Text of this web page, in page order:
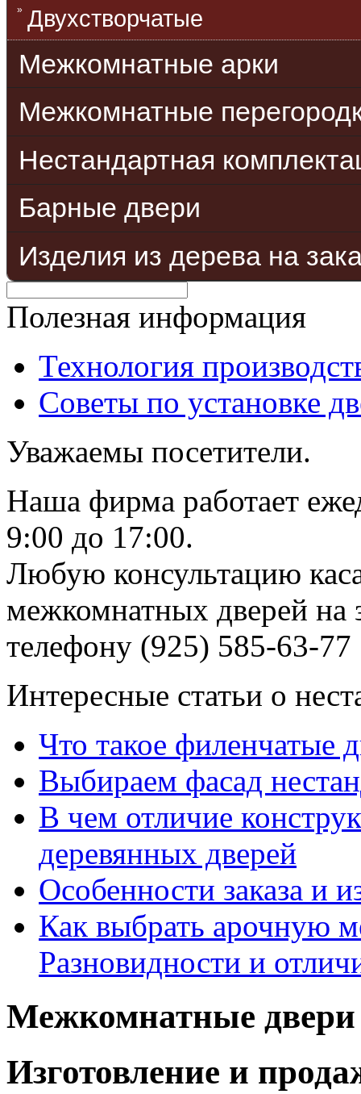
Двухстворчатые
Межкомнатные арки
Межкомнатные
Нестандартная
Барные двери
Изделия из дерева на
Полезная информация
Технология
Советы по установке
Уважаемы посетители.
Наша фирма работает
9:00 до 17:00.
Любую консультацию
межкомнатных дверей на
телефону (925) 585-63-77
Интересные статьи о
Что такое филенчатые
Выбираем фасад
В чем отличие
деревянных дверей
Особенности заказа и
Как выбрать арочную
Разновидности и
Межкомнатные двери
Изготовление и